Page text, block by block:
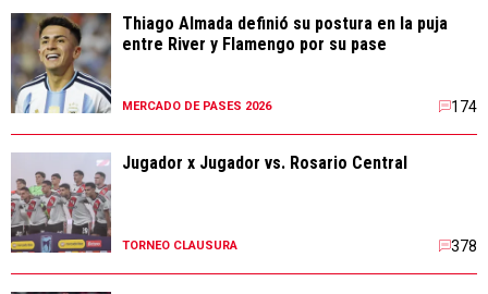
Thiago Almada definió su postura en la puja
entre River y Flamengo por su pase
MERCADO DE PASES 2026 174
Jugador x Jugador vs. Rosario Central
TORNEO CLAUSURA 378